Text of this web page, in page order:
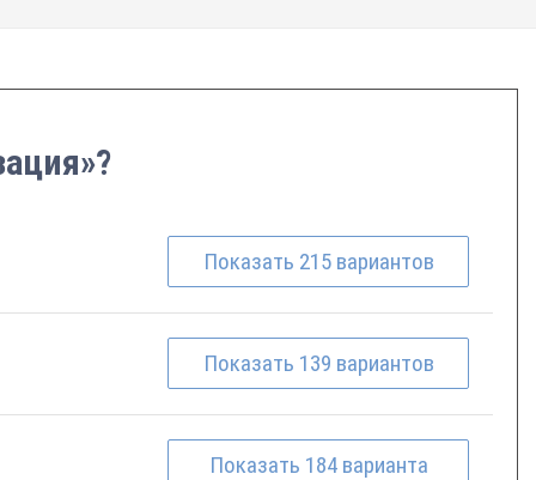
Показать 215 вариантов
Показать 139 вариантов
Показать 184 варианта